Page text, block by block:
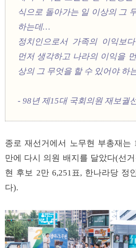
식으로 돌아가는 일 이상의 그
하는데…
정치인으로서 가족의 이익보
먼저 생각하고 나라의 이익을
상의 그 무엇을 할 수 있어야 하
- 98년 제15대 국회의원 재보궐
종로 재선거에서 노무현 부총재는
만에 다시 의원 배지를 달았다(선
현 후보 2만 6,251표, 한나라당 정
다).